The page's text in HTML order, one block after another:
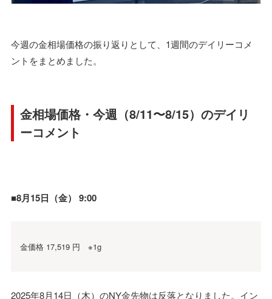
今週の金相場価格の振り返りとして、1週間のデイリーコメ
ントをまとめました。
金相場価格・今週（8/11〜8/15）のデイリ
ーコメント
■8月15日（金） 9:00
金価格 17,519 円 ※1g
2025年8月14日（木）のNY金先物は反落となりました。イン